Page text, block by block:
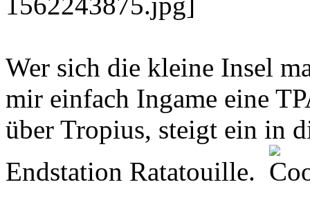
Wer sich die kleine Insel
mir einfach Ingame eine
über Tropius, steigt ein in
Endstation Ratatouille.